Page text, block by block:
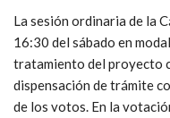
La sesión ordinaria de la
16:30 del sábado en
tratamiento del proyecto
dispensación de trámite
de los votos. En la